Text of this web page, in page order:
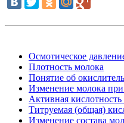
Осмотическое
Плотность молока
Понятие об
Изменение молока
Активная
Титруемая (общая)
Изменение состава